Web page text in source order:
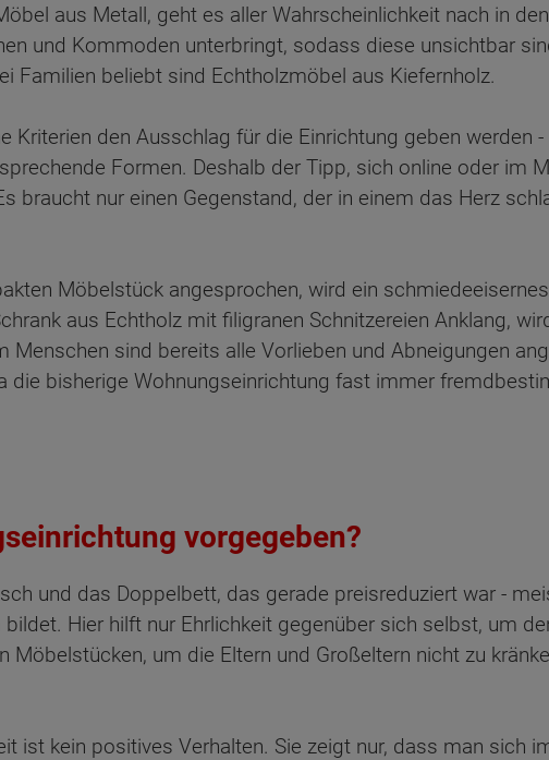
aus Metall, geht es aller Wahrscheinlichkeit nach in
und Kommoden unterbringt, sodass diese unsichtbar
Familien beliebt sind Echtholzmöbel aus Kiefernholz.
Kriterien den Ausschlag für die Einrichtung geben werden
Formen. Deshalb der Tipp, sich online oder im
braucht nur einen Gegenstand, der in einem das Herz
Möbelstück angesprochen, wird ein
aus Echtholz mit filigranen Schnitzereien Anklang,
Menschen sind bereits alle Vorlieben und Abneigungen
die bisherige Wohnungseinrichtung fast immer
vorgegeben?
und das Doppelbett, das gerade preisreduziert war -
Hier hilft nur Ehrlichkeit gegenüber sich selbst, um
Möbelstücken, um die Eltern und Großeltern nicht zu
ist kein positives Verhalten. Sie zeigt nur, dass man sich